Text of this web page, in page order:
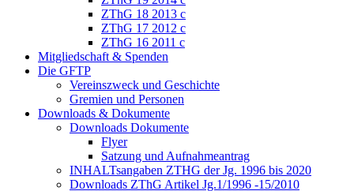
ZThG 18 2013 c
ZThG 17 2012 c
ZThG 16 2011 c
Mitgliedschaft & Spenden
Die GFTP
Vereinszweck und Geschichte
Gremien und Personen
Downloads & Dokumente
Downloads Dokumente
Flyer
Satzung und Aufnahmeantrag
INHALTsangaben ZTHG der Jg. 1996 bis 2020
Downloads ZThG Artikel Jg.1/1996 -15/2010